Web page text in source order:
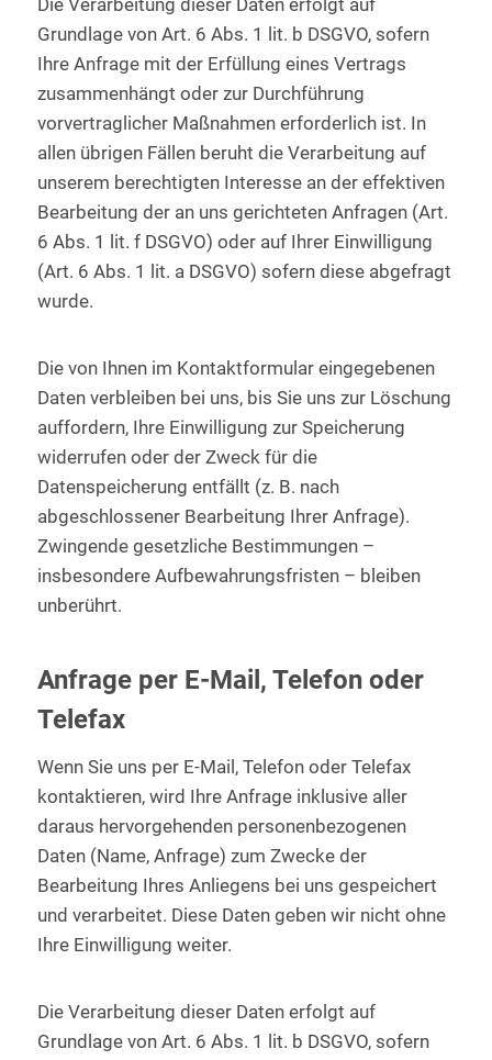
Die Verarbeitung dieser Daten erfolgt auf
Grundlage von Art. 6 Abs. 1 lit. b DSGVO, sofern
Ihre Anfrage mit der Erfüllung eines Vertrags
zusammenhängt oder zur Durchführung
vorvertraglicher Maßnahmen erforderlich ist. In
allen übrigen Fällen beruht die Verarbeitung auf
unserem berechtigten Interesse an der effektiven
Bearbeitung der an uns gerichteten Anfragen (Art.
6 Abs. 1 lit. f DSGVO) oder auf Ihrer Einwilligung
(Art. 6 Abs. 1 lit. a DSGVO) sofern diese abgefragt
wurde.
Die von Ihnen im Kontaktformular eingegebenen
Daten verbleiben bei uns, bis Sie uns zur Löschung
auffordern, Ihre Einwilligung zur Speicherung
widerrufen oder der Zweck für die
Datenspeicherung entfällt (z. B. nach
abgeschlossener Bearbeitung Ihrer Anfrage).
Zwingende gesetzliche Bestimmungen –
insbesondere Aufbewahrungsfristen – bleiben
unberührt.
Anfrage per E-Mail, Telefon oder
Telefax
Wenn Sie uns per E-Mail, Telefon oder Telefax
kontaktieren, wird Ihre Anfrage inklusive aller
daraus hervorgehenden personenbezogenen
Daten (Name, Anfrage) zum Zwecke der
Bearbeitung Ihres Anliegens bei uns gespeichert
und verarbeitet. Diese Daten geben wir nicht ohne
Ihre Einwilligung weiter.
Die Verarbeitung dieser Daten erfolgt auf
Grundlage von Art. 6 Abs. 1 lit. b DSGVO, sofern